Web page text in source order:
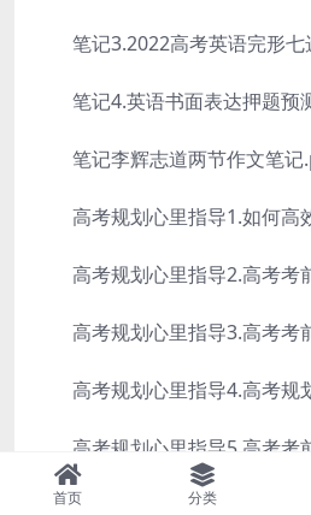
笔记3.2022高考英语完形七
笔记4.英语书面表达押题预
笔记李辉志道两节作文笔记
高考规划心里指导1.如何高
高考规划心里指导2.高考考
高考规划心里指导3.高考考
高考规划心里指导4.高考规
高考规划心里指导5.高考考
首页 分类